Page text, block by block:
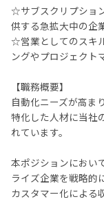
☆サブスクリプショ
供する急拡大中の企
☆営業としてのスキ
ングやプロジェクト
【職務概要】
自動化ニーズが高ま
特化した人材に当社
れています。
本ポジションにおい
ライズ企業を戦略的
カスタマー化による